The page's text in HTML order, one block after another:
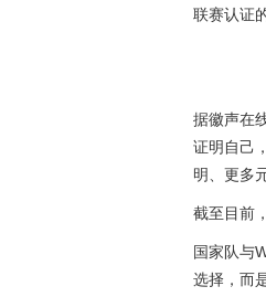
联赛认证
据徽声在
证明自己
明、更多
截至目前
国家队与
选择，而